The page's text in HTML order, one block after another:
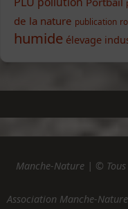
de la nature publication
humide élevage
Manche-Nature | ©
Association Manche-